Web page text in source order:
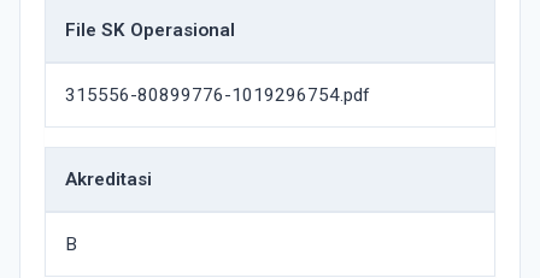
File SK Operasional
315556-80899776-1019296754.pdf
Akreditasi
B